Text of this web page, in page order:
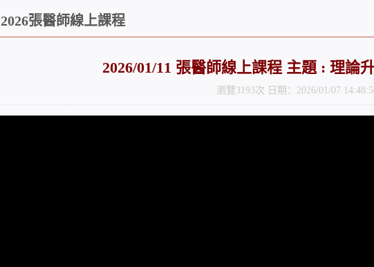
2026張醫師線上課程
2026/01/11 張醫師線上課程 主題 : 理論
瀏覽3193次 日期：2026/01/07